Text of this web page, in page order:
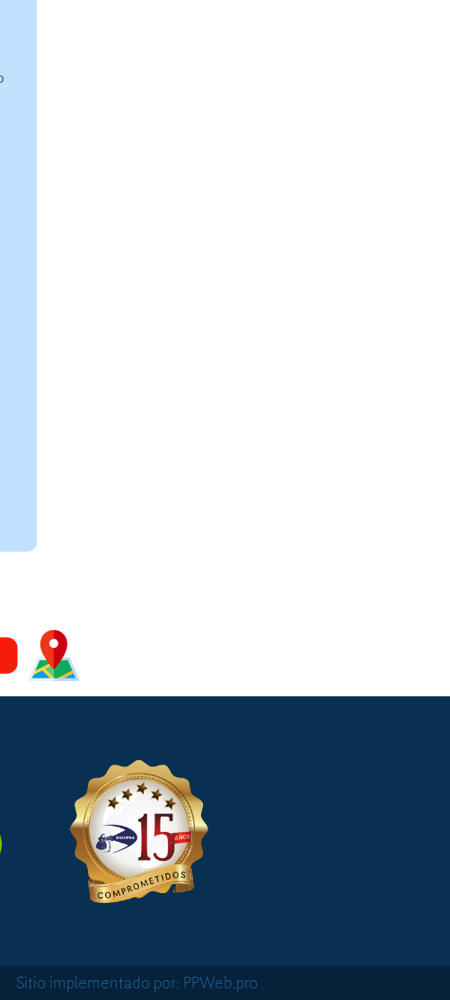
Sitio implementado por: PPWeb.pro